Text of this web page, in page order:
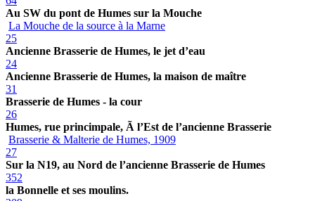
Au SW du pont de Humes sur la Mouche
La Mouche de la source à la Marne
25
Ancienne Brasserie de Humes, le jet d’eau
24
Ancienne Brasserie de Humes, la maison de maître
31
Brasserie de Humes - la cour
26
Humes, rue princimpale, Ã l’Est de l’ancienne Brasserie
Brasserie & Malterie de Humes, 1909
27
Sur la N19, au Nord de l’ancienne Brasserie de Humes
352
la Bonnelle et ses moulins.